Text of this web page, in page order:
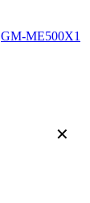
GM-ME500X1
✕